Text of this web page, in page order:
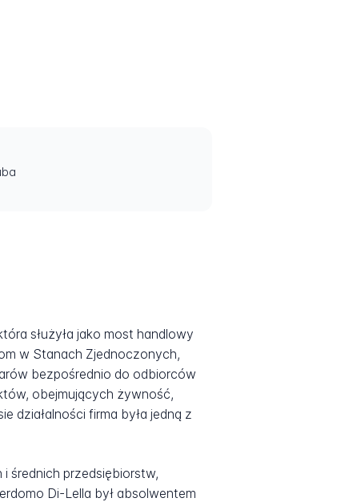
służyła jako most handlowy
w Stanach Zjednoczonych,
bezpośrednio do odbiorców
obejmujących żywność,
działalności firma była jedną z
średnich przedsiębiorstw,
Di-Lella był absolwentem